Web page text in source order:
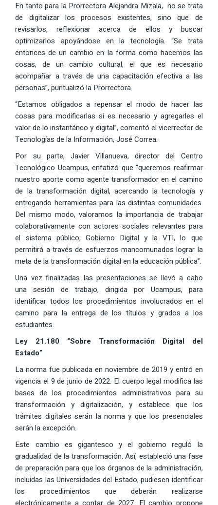
En tanto para la Prorrectora Alejandra Mizala, no se trata
de digitalizar los procesos existentes, sino que de
revisarlos, reflexionar acerca de ellos y buscar
optimizarlos apoyándose en la tecnología. “Se trata
entonces de un cambio en la forma como hacemos las
cosas, de un cambio cultural, el que es necesario
acompañar a través de una capacitación efectiva a las
personas”, puntualizó la Prorrectora.
“Estamos obligados a repensar el modo de hacer las
cosas para modificarlas si es necesario y agregarles el
valor de lo instantáneo y digital”, comentó el vicerrector de
Tecnologías de la Información, José Correa.
Por su parte, Javier Villanueva, director del Centro
Tecnológico Ucampus, enfatizó que “queremos reafirmar
nuestro aporte como agente transformador en el camino
de la transformación digital, acercando la tecnología y
entregando herramientas para las distintas comunidades.
Del mismo modo, valoramos la importancia de trabajar
colaborativamente con actores sociales relevantes para
el sistema público; Gobierno Digital y la VTI, lo que
permitirá a través de esfuerzos mancomunados lograr la
meta de la transformación digital en la educación pública”.
Una vez finalizadas las presentaciones se llevó a cabo
una sesión de trabajo, dirigida por Ucampus, para
identificar todos los procedimientos involucrados en el
camino para la entrega de los títulos y grados a los
estudiantes.
Ley 21.180 “Sobre Transformación Digital del
Estado”
La norma fue publicada en noviembre de 2019 y entró en
vigencia el 9 de junio de 2022. El cuerpo legal modifica las
bases de los procedimientos administrativos para su
transformación y digitalización, y establece que los
trámites digitales serán la norma y que los presenciales
serán la excepción.
Este cambio es gigantesco y el gobierno reguló la
gradualidad de la transformación. Así, estableció una fase
de preparación para que los órganos de la administración,
incluidas las Universidades del Estado, pudiesen identificar
los procedimientos que deberán realizarse